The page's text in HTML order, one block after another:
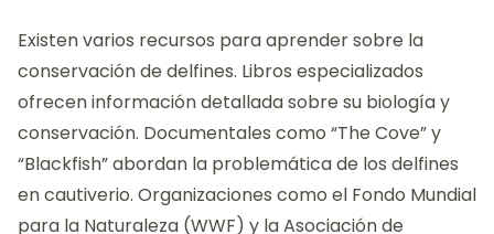
Existen varios recursos para aprender sobre la
conservación de delfines. Libros especializados
ofrecen información detallada sobre su biología y
conservación. Documentales como “The Cove” y
“Blackfish” abordan la problemática de los delfines
en cautiverio. Organizaciones como el Fondo Mundial
para la Naturaleza (WWF) y la Asociación de